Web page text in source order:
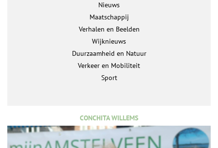
Nieuws
Maatschappij
Verhalen en Beelden
Wijknieuws
Duurzaamheid en Natuur
Verkeer en Mobiliteit
Sport
CONCHITA WILLEMS